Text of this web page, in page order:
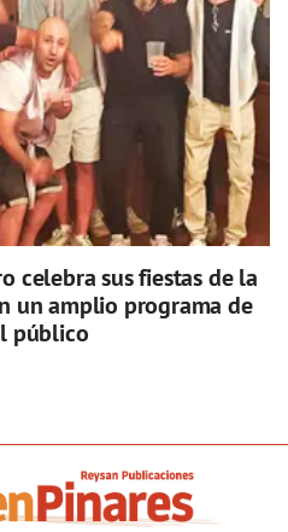
celebra sus fiestas de la
un amplio programa de
público